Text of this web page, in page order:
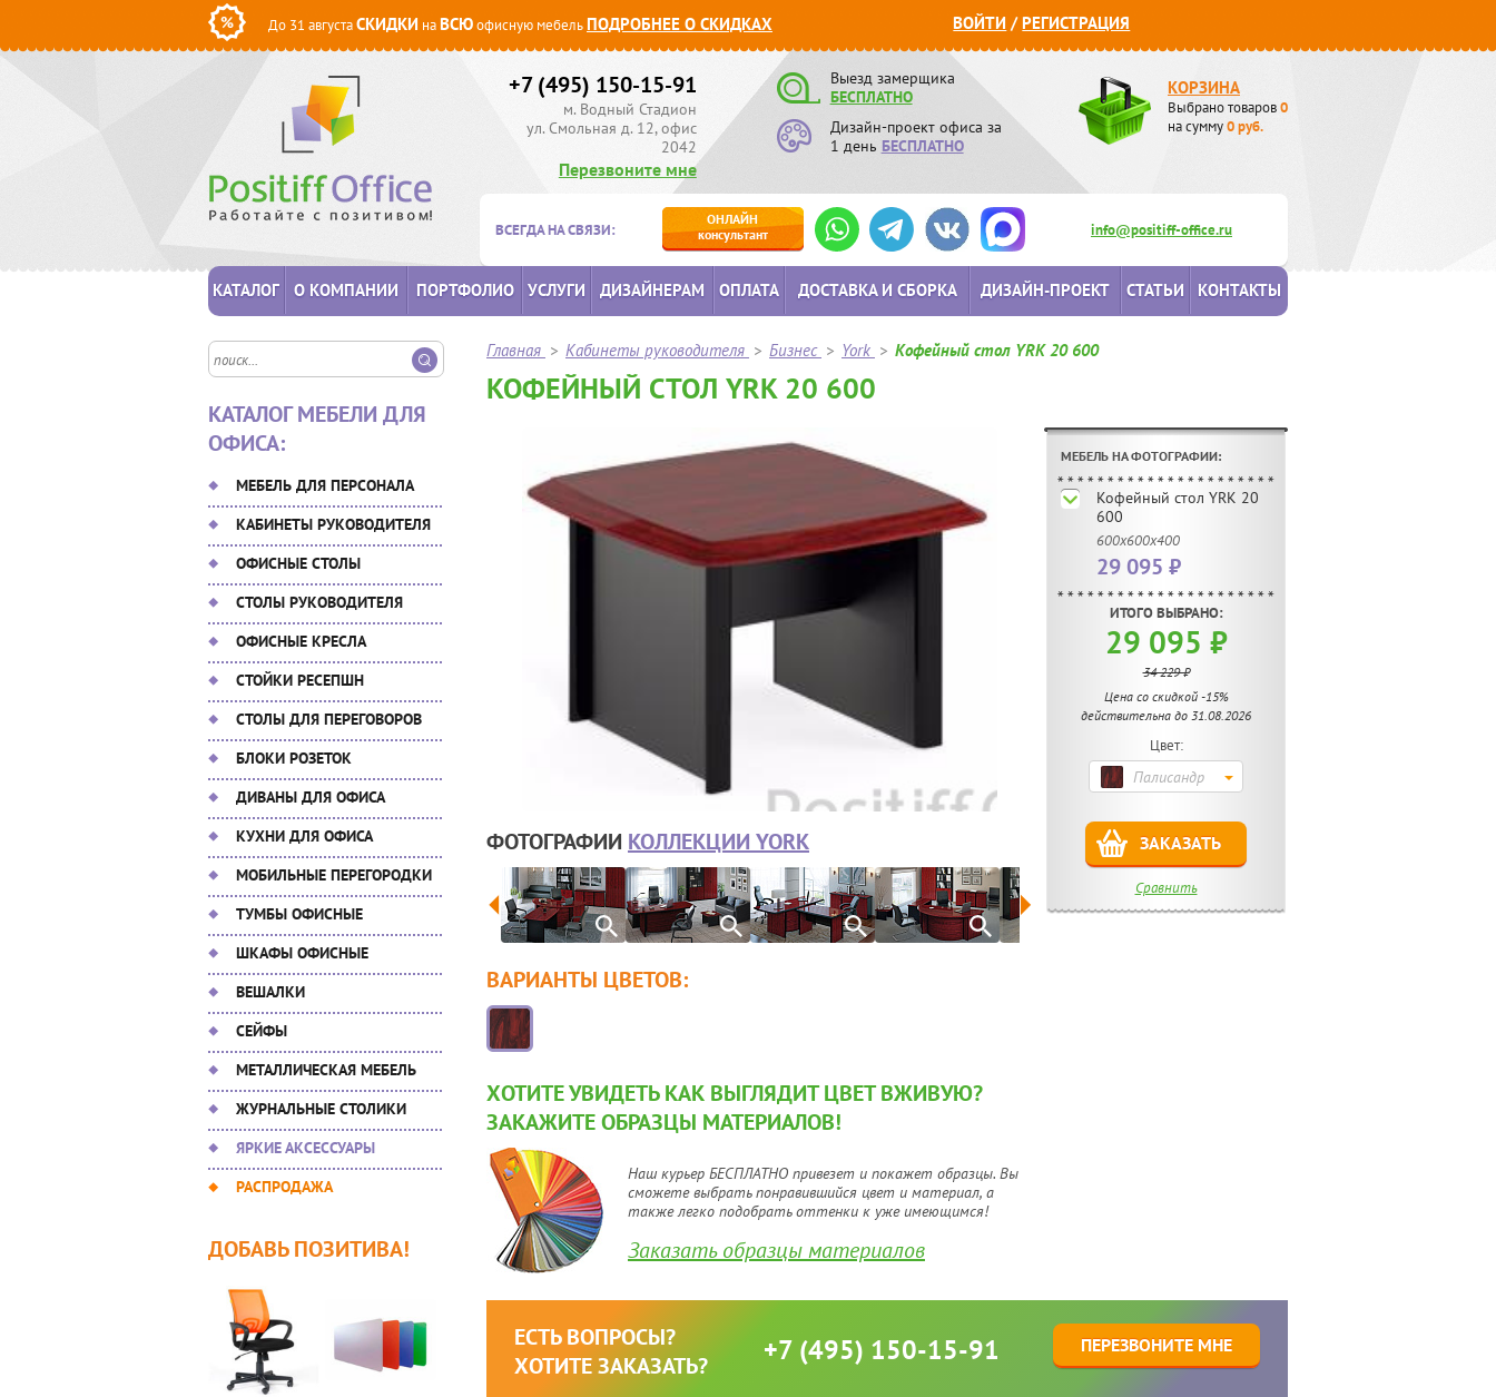
До 31 августаСКИДКИ наВСЮофисную мебельПОДРОБНЕЕ О СКИДКАХ ВОЙТИ /РЕГИСТРАЦИЯ
+7 (495) 150-15-91
м. Водный Стадион
ул. Смольная д. 12, офис
2042
Перезвоните мне
Выезд замерщика
БЕСПЛАТНО
Дизайн-проект офиса за
1 день БЕСПЛАТНО
КОРЗИНА
Выбрано товаров0
на сумму0руб.
ВСЕГДА НА СВЯЗИ:
ОНЛАЙН
консультант
info@positiff-office.ru
КАТАЛОГ О КОМПАНИИ ПОРТФОЛИО УСЛУГИ ДИЗАЙНЕРАМ ОПЛАТА ДОСТАВКА И СБОРКА ДИЗАЙН-ПРОЕКТ СТАТЬИ КОНТАКТЫ
КАТАЛОГ МЕБЕЛИ ДЛЯ
ОФИСА:
МЕБЕЛЬ ДЛЯ ПЕРСОНАЛА
КАБИНЕТЫ РУКОВОДИТЕЛЯ
ОФИСНЫЕ СТОЛЫ
СТОЛЫ РУКОВОДИТЕЛЯ
ОФИСНЫЕ КРЕСЛА
СТОЙКИ РЕСЕПШН
СТОЛЫ ДЛЯ ПЕРЕГОВОРОВ
БЛОКИ РОЗЕТОК
ДИВАНЫ ДЛЯ ОФИСА
КУХНИ ДЛЯ ОФИСА
МОБИЛЬНЫЕ ПЕРЕГОРОДКИ
ТУМБЫ ОФИСНЫЕ
ШКАФЫ ОФИСНЫЕ
ВЕШАЛКИ
СЕЙФЫ
МЕТАЛЛИЧЕСКАЯ МЕБЕЛЬ
ЖУРНАЛЬНЫЕ СТОЛИКИ
ЯРКИЕ АКСЕССУАРЫ
РАСПРОДАЖА
ДОБАВЬ ПОЗИТИВА!
Главная > Кабинеты руководителя > Бизнес > York > Кофейный стол YRK 20 600
КОФЕЙНЫЙ СТОЛ YRK 20 600
ФОТОГРАФИИ КОЛЛЕКЦИИ YORK
МЕБЕЛЬ НА ФОТОГРАФИИ:
Кофейный стол YRK 20
600
600x600x400
29 095 ₽
ИТОГО ВЫБРАНО:
29 095 ₽
34 229 ₽
Цена со скидкой -15%
действительна до 31.08.2026
Цвет:
Палисандр
ЗАКАЗАТЬ
Сравнить
ВАРИАНТЫ ЦВЕТОВ:
ХОТИТЕ УВИДЕТЬ КАК ВЫГЛЯДИТ ЦВЕТ ВЖИВУЮ?
ЗАКАЖИТЕ ОБРАЗЦЫ МАТЕРИАЛОВ!
Наш курьер БЕСПЛАТНО привезет и покажет образцы. Вы
сможете выбрать понравившийся цвет и материал, а
также легко подобрать оттенки к уже имеющимся!
Заказать образцы материалов
ЕСТЬ ВОПРОСЫ?
ХОТИТЕ ЗАКАЗАТЬ?
+7 (495) 150-15-91 ПЕРЕЗВОНИТЕ МНЕ